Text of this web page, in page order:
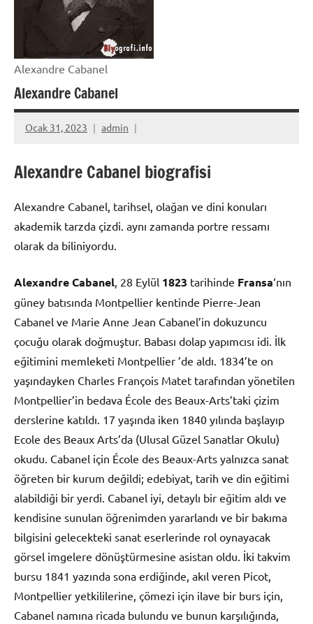
Alexandre Cabanel
Alexandre Cabanel
Ocak 31, 2023 admin
Alexandre Cabanel biografisi
Alexandre Cabanel, tarihsel, olağan ve dini konuları
akademik tarzda çizdi. aynı zamanda portre ressamı
olarak da biliniyordu.
Alexandre Cabanel , 28 Eylül 1823 tarihinde Fransa‘nın
güney batısında Montpellier kentinde Pierre-Jean
Cabanel ve Marie Anne Jean Cabanel’in dokuzuncu
çocuğu olarak doğmuştur. Babası dolap yapımcısı idi. İlk
eğitimini memleketi Montpellier ’de aldı. 1834’te on
yaşındayken Charles François Matet tarafından yönetilen
Montpellier’in bedava École des Beaux-Arts’taki çizim
derslerine katıldı. 17 yaşında iken 1840 yılında başlayıp
Ecole des Beaux Arts’da (Ulusal Güzel Sanatlar Okulu)
okudu. Cabanel için École des Beaux-Arts yalnızca sanat
öğreten bir kurum değildi; edebiyat, tarih ve din eğitimi
alabildiği bir yerdi. Cabanel iyi, detaylı bir eğitim aldı ve
kendisine sunulan öğrenimden yararlandı ve bir bakıma
bilgisini gelecekteki sanat eserlerinde rol oynayacak
görsel imgelere dönüştürmesine asistan oldu. İki takvim
bursu 1841 yazında sona erdiğinde, akıl veren Picot,
Montpellier yetkililerine, çömezi için ilave bir burs için,
Cabanel namına ricada bulundu ve bunun karşılığında,